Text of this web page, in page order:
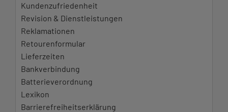
Kundenzufriedenheit
Revision & Dienstleistungen
Reklamationen
Retourenformular
Lieferzeiten
Bankverbindung
Batterieverordnung
Lexikon
Barrierefreiheitserklärung